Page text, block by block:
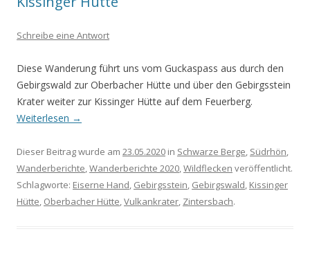
Schreibe eine Antwort
Diese Wanderung führt uns vom Guckaspass aus durch den
Gebirgswald zur Oberbacher Hütte und über den Gebirgsstein
Krater weiter zur Kissinger Hütte auf dem Feuerberg.
Weiterlesen →
Dieser Beitrag wurde am 23.05.2020 in Schwarze Berge, Südrhön,
Wanderberichte,Wanderberichte 2020,Wildflecken veröffentlicht.
Schlagworte: Eiserne Hand, Gebirgsstein, Gebirgswald, Kissinger
Hütte, Oberbacher Hütte,Vulkankrater, Zintersbach.